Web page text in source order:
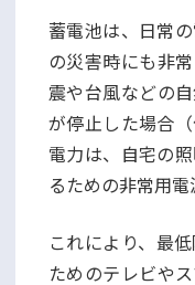
蓄電池は、日常
の災害時にも非
震や台風などの
が停止した場合
電力は、自宅の
るための非常用電
これにより、最
ためのテレビや